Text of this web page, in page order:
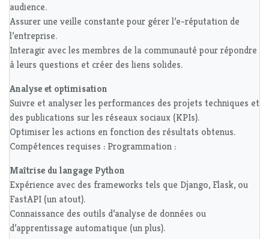
audience.
Assurer une veille constante pour gérer l’e-réputation de
l’entreprise.
Interagir avec les membres de la communauté pour répondre
à leurs questions et créer des liens solides.
Analyse et optimisation
Suivre et analyser les performances des projets techniques et
des publications sur les réseaux sociaux (KPIs).
Optimiser les actions en fonction des résultats obtenus.
Compétences requises : Programmation :
Maîtrise du langage Python
Expérience avec des frameworks tels que Django, Flask, ou
FastAPI (un atout).
Connaissance des outils d’analyse de données ou
d’apprentissage automatique (un plus).